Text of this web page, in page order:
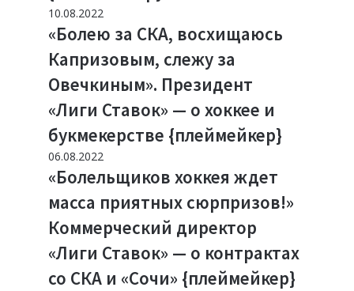
10.08.2022
«Болею за СКА, восхищаюсь
Капризовым, слежу за
Овечкиным». Президент
«Лиги Ставок» — о хоккее и
букмекерстве {плеймейкер}
06.08.2022
«Болельщиков хоккея ждет
масса приятных сюрпризов!»
Коммерческий директор
«Лиги Ставок» — о контрактах
со СКА и «Сочи» {плеймейкер}